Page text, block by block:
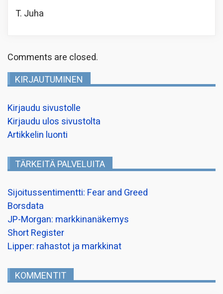
T. Juha
Comments are closed.
KIRJAUTUMINEN
Kirjaudu sivustolle
Kirjaudu ulos sivustolta
Artikkelin luonti
TÄRKEITÄ PALVELUITA
Sijoitussentimentti: Fear and Greed
Borsdata
JP-Morgan: markkinanäkemys
Short Register
Lipper: rahastot ja markkinat
KOMMENTIT